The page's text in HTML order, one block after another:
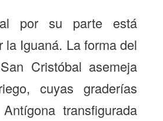
por su parte está
la Iguaná. La forma del
Cristóbal asemeja
cuyas graderías
transfigurada